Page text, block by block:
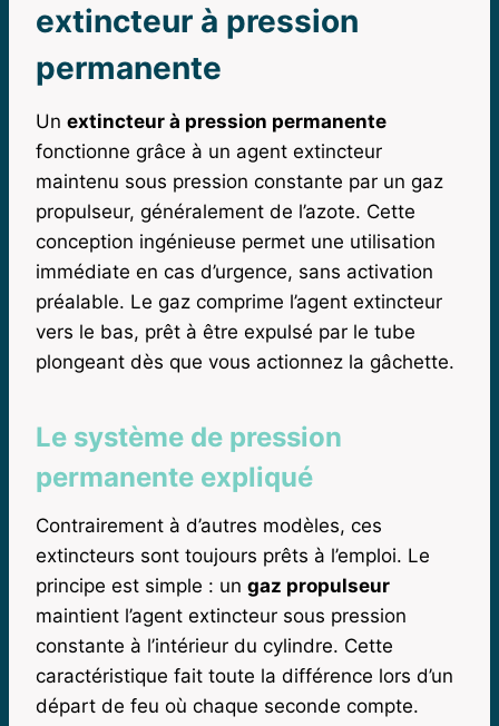
extincteur à pression
permanente
Un extincteur à pression permanente
fonctionne grâce à un agent extincteur
maintenu sous pression constante par un gaz
propulseur, généralement de l’azote. Cette
conception ingénieuse permet une utilisation
immédiate en cas d’urgence, sans activation
préalable. Le gaz comprime l’agent extincteur
vers le bas, prêt à être expulsé par le tube
plongeant dès que vous actionnez la gâchette.
Le système de pression
permanente expliqué
Contrairement à d’autres modèles, ces
extincteurs sont toujours prêts à l’emploi. Le
principe est simple : un gaz propulseur
maintient l’agent extincteur sous pression
constante à l’intérieur du cylindre. Cette
caractéristique fait toute la différence lors d’un
départ de feu où chaque seconde compte.